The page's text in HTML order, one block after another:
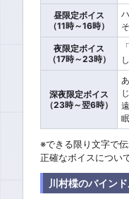
昼限定ボイス
（11時～16時）
夜限定ボイス
（17時～23時）
深夜限定ボイス
（23時～翌6時）
※できる限り文字で
正確なボイスについ
川村楪のバイン